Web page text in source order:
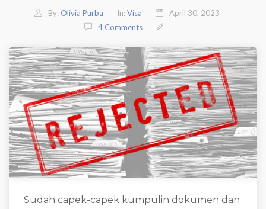
By: Olivia Purba In: Visa
April 30, 2023
4 Comments
Sudah capek-capek kumpulin dokumen dan